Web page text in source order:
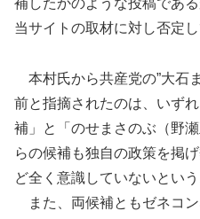
補したかのような投稿であ
当サイトの取材に対し否定し
本村氏から共産党の”大石
前と指摘されたのは、いず
補」と「のせまさのぶ（野
らの候補も独自の政策を掲
ど全く意識していないという
また、両候補ともゼネコ